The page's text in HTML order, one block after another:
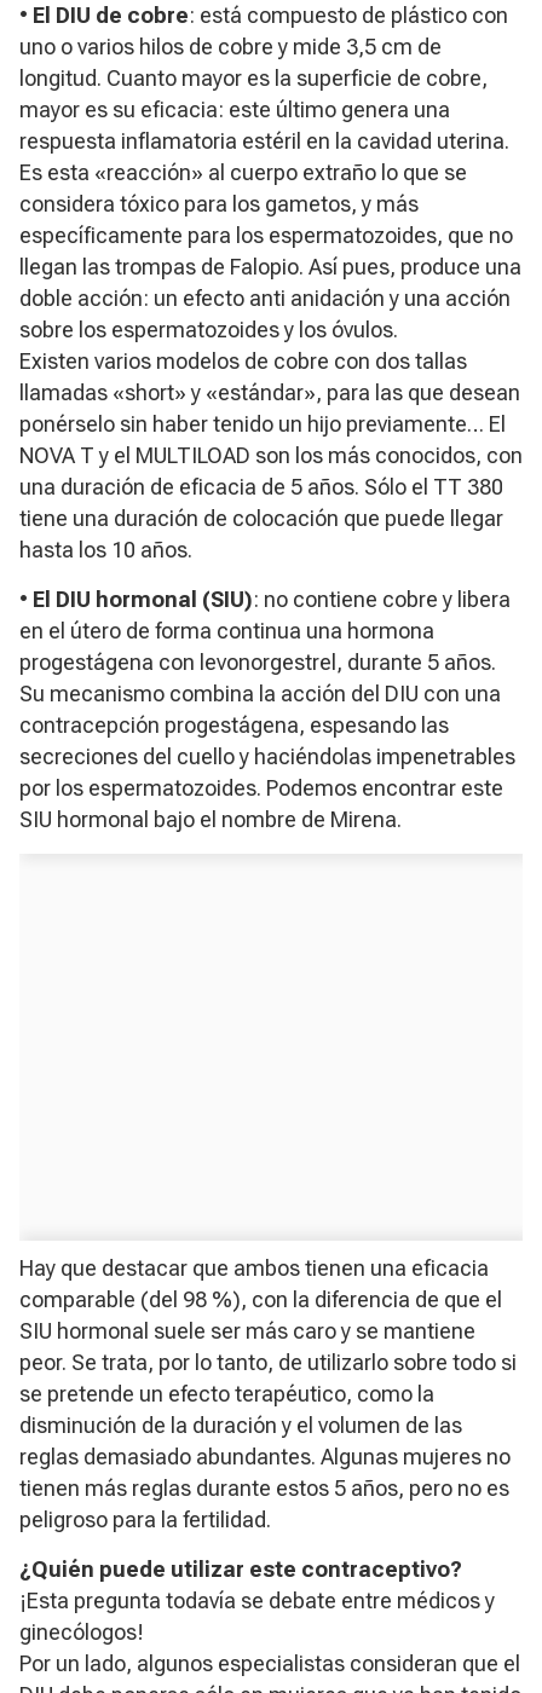
• El DIU de cobre: está compuesto de plástico con
uno o varios hilos de cobre y mide 3,5 cm de
longitud. Cuanto mayor es la superficie de cobre,
mayor es su eficacia: este último genera una
respuesta inflamatoria estéril en la cavidad uterina.
Es esta «reacción» al cuerpo extraño lo que se
considera tóxico para los gametos, y más
específicamente para los espermatozoides, que no
llegan las trompas de Falopio. Así pues, produce una
doble acción: un efecto anti anidación y una acción
sobre los espermatozoides y los óvulos.
Existen varios modelos de cobre con dos tallas
llamadas «short» y «estándar», para las que desean
ponérselo sin haber tenido un hijo previamente… El
NOVA T y el MULTILOAD son los más conocidos, con
una duración de eficacia de 5 años. Sólo el TT 380
tiene una duración de colocación que puede llegar
hasta los 10 años.
• El DIU hormonal (SIU): no contiene cobre y libera
en el útero de forma continua una hormona
progestágena con levonorgestrel, durante 5 años.
Su mecanismo combina la acción del DIU con una
contracepción progestágena, espesando las
secreciones del cuello y haciéndolas impenetrables
por los espermatozoides. Podemos encontrar este
SIU hormonal bajo el nombre de Mirena.
Hay que destacar que ambos tienen una eficacia
comparable (del 98 %), con la diferencia de que el
SIU hormonal suele ser más caro y se mantiene
peor. Se trata, por lo tanto, de utilizarlo sobre todo si
se pretende un efecto terapéutico, como la
disminución de la duración y el volumen de las
reglas demasiado abundantes. Algunas mujeres no
tienen más reglas durante estos 5 años, pero no es
peligroso para la fertilidad.
¿Quién puede utilizar este contraceptivo?
¡Esta pregunta todavía se debate entre médicos y
ginecólogos!
Por un lado, algunos especialistas consideran que el